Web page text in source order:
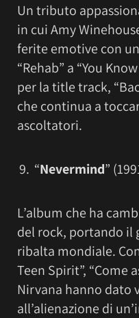
Un tributo
in cui Amy
ferite emotive con
“Rehab” a “You
per la title track,
che continua a
ascoltatori.
“Nevermind”
L’album che ha
del rock, portando il
ribalta mondiale.
Teen Spirit”, “Come
Nirvana hanno dato
all’alienazione di